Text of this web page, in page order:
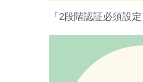
「2段階認証必須設